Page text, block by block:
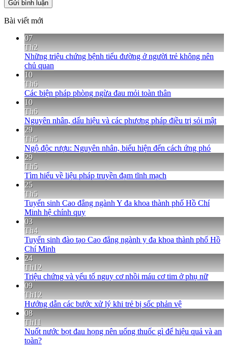
Bài viết mới
07
Th2
Những triệu chứng bệnh tiểu đường ở người trẻ không nên
chủ quan
10
Th6
Các biện pháp phòng ngừa đau mỏi toàn thân
10
Th6
Nguyên nhân, dấu hiệu và các phương pháp điều trị sỏi mật
29
Th5
Ngộ độc rượu: Nguyên nhân, biểu hiện đến cách ứng phó
29
Th5
Tìm hiểu về liệu pháp truyền đạm tĩnh mạch
25
Th5
Tuyển sinh Cao đẳng ngành Y đa khoa thành phố Hồ Chí
Minh hệ chính quy
03
Th4
Tuyển sinh đào tạo Cao đẳng ngành y đa khoa thành phố Hồ
Chí Minh
24
Th12
Triệu chứng và yếu tố nguy cơ nhồi máu cơ tim ở phụ nữ
09
Th12
Hướng dẫn các bước xử lý khi trẻ bị sốc phản vệ
08
Th11
Nuốt nước bọt đau họng nên uống thuốc gì để hiệu quả và an
toàn?